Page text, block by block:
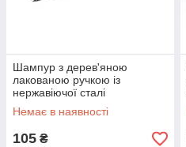
Шампур з дерев'яною
лакованою ручкою із
нержавіючої сталі
610х12х3мм СИЛА
Немає в наявності
105 ₴